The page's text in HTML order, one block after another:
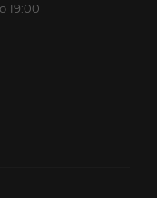
19:00